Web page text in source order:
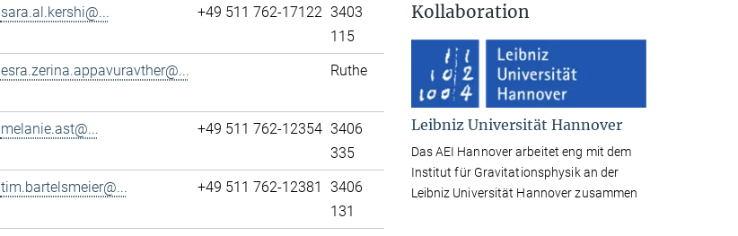
sara.al.kershi@... +49 511 762-17122 3403
115
esra.zerina.appavuravther@... Ruthe
melanie.ast@... +49 511 762-12354 3406
335
tim.bartelsmeier@... +49 511 762-12381
3406
131
Kollaboration
Leibniz Universität Hannover
Das AEI Hannover arbeitet eng mit dem
Institut für Gravitationsphysik an der
Leibniz Universität Hannover zusammen